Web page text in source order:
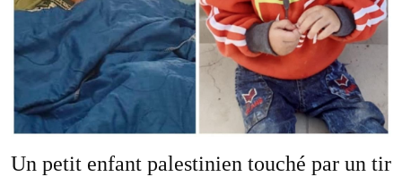
Un petit enfant palestinien touché par un tir